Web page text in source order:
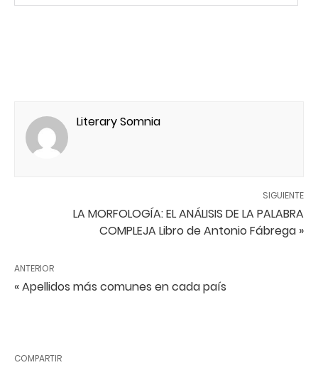
Literary Somnia
SIGUIENTE
LA MORFOLOGÍA: EL ANÁLISIS DE LA PALABRA
COMPLEJA Libro de Antonio Fábrega »
ANTERIOR
« Apellidos más comunes en cada país
COMPARTIR